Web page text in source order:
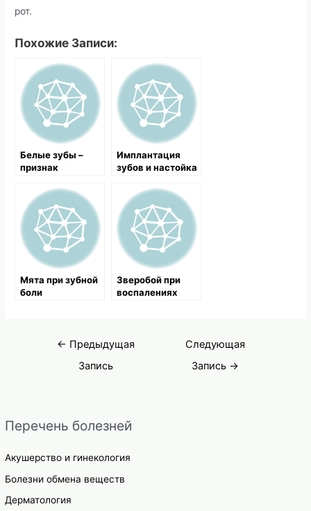
Перечень болезней
Акушерство и гинекология
Болезни обмена веществ
Дерматология
рот.
Похожие Записи:
Белые зубы –
признак
организма
Имплантация
зубов и настойка
Мята при зубной
боли
Зверобой при
воспалениях
Навигация
← Предыдущая
Запись
Следующая
Запись →